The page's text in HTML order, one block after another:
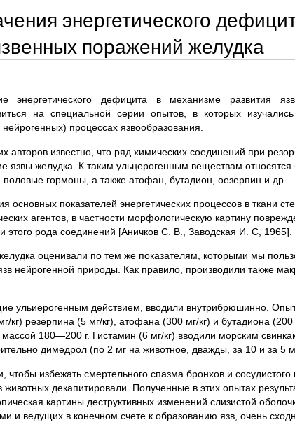
энергетического
поражений желудка
энергетического дефицита в механизме развития
на специальной серии опытов, в которых изучались
процессах язвообразования.
авторов известно, что ряд химических соединений при
язвы желудка. К таким ульцерогенным веществам
половые гормоны, а также атофан, бутадион, оезерпин и др.
основных показателей энергетических процессов в ткани
агентов, в частности морфологическую картину
этого рода соединений [Аничков С. В., Заводская И. С, 1965].
оценивали по тем же показателям, которыми мы
нейрогенной природы. Как правило, производили также
ульиерогенным действием, вводили внутрибрюшинно.
кг) резерпина (5 мг/кг), атофана (300 мг/кг) и бутадиона
180—200 г. Гистамин (6 мг/кг) вводили морским
димедрол (по 2 мг на животное, дважды, за 10 и за 5
избежать смертельного спазма бронхов и
декапитировали. Полученные в этих опытах
картины деструктивных изменений слизистой
и ведущих в конечном счете к образованию язв, очень